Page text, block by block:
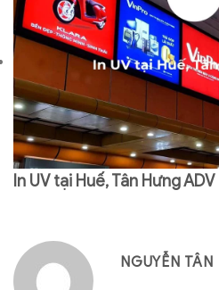
In UV tại Huế, Tân Hưng ADV
NGUYỄN TÂN